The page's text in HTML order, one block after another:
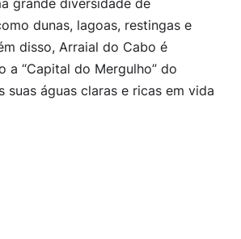
dunas, lagoas, restingas e
disso, Arraial do Cabo é
a “Capital do Mergulho” do
suas águas claras e ricas em vida